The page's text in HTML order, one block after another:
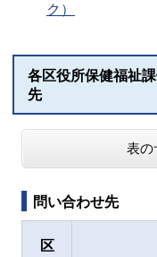
ク）
各区役所保健福祉
先
表の
問い合わせ先
区